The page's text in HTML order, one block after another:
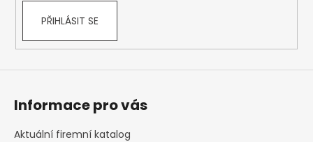
PŘIHLÁSIT SE
Informace pro vás
Aktuální firemní katalog